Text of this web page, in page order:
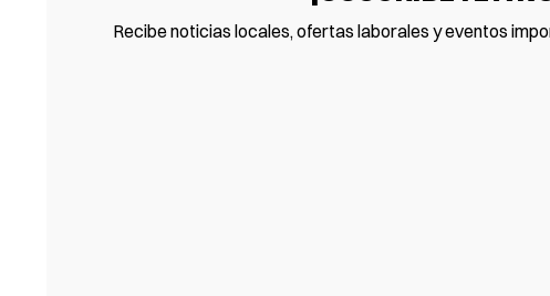
Recibe noticias locales, ofertas laborales y eventos